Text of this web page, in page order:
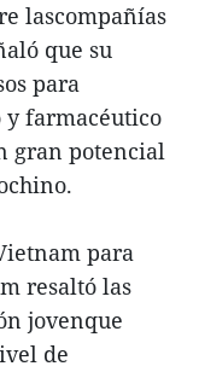
lascompañías
que su
para
y farmacéutico
gran potencial
para
resaltó las
jovenque
de